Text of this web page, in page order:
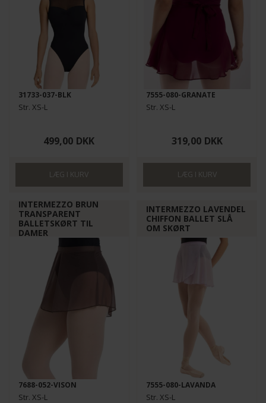
31733-037-BLK
Str. XS-L
499,00 DKK
7555-080-GRANATE
Str. XS-L
319,00 DKK
INTERMEZZO BRUN
TRANSPARENT
BALLETSKØRT TIL
DAMER
7688-052-VISON
Str. XS-L
INTERMEZZO LAVENDEL
CHIFFON BALLET SLÅ
OM SKØRT
7555-080-LAVANDA
Str. XS-L